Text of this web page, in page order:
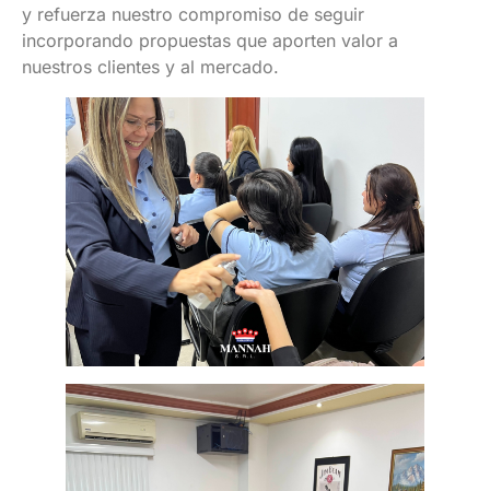
y refuerza nuestro compromiso de seguir
incorporando propuestas que aporten valor a
nuestros clientes y al mercado.